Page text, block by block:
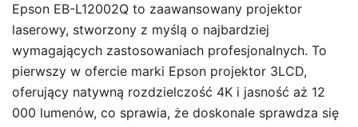
Epson EB-L12002Q to zaawansowany projektor
laserowy, stworzony z myślą o najbardziej
wymagających zastosowaniach profesjonalnych. To
pierwszy w ofercie marki Epson projektor 3LCD,
oferujący natywną rozdzielczość 4K i jasność aż 12
000 lumenów, co sprawia, że doskonale sprawdza się